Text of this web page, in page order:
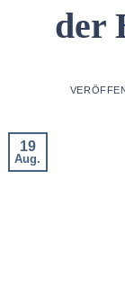
der
19
Aug.